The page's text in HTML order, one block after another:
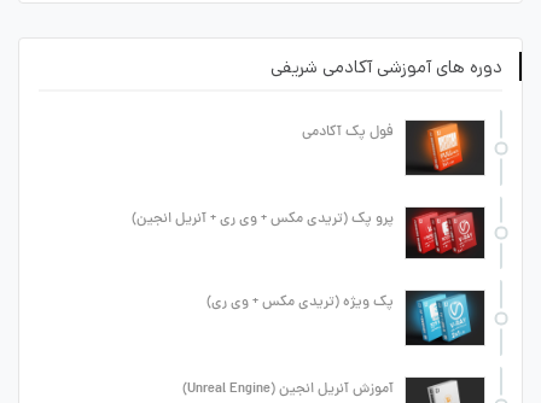
دوره های آموزشی آکادمی شریفی
فول پک آکادمی
پرو پک (تریدی مکس + وی ری + آنریل انجین)
پک ویژه (تریدی مکس + وی ری)
آموزش آنریل انجین (Unreal Engine)